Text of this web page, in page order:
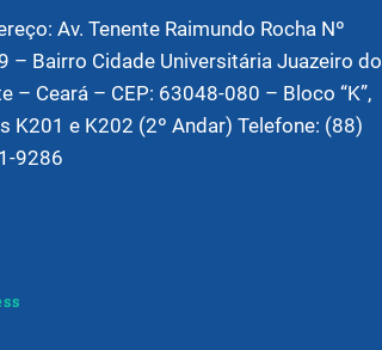
Av. Tenente Raimundo Rocha Nº
– Bairro Cidade Universitária Juazeiro do
– Ceará – CEP: 63048-080 – Bloco “K”,
K201 e K202 (2º Andar) Telefone: (88)
9286